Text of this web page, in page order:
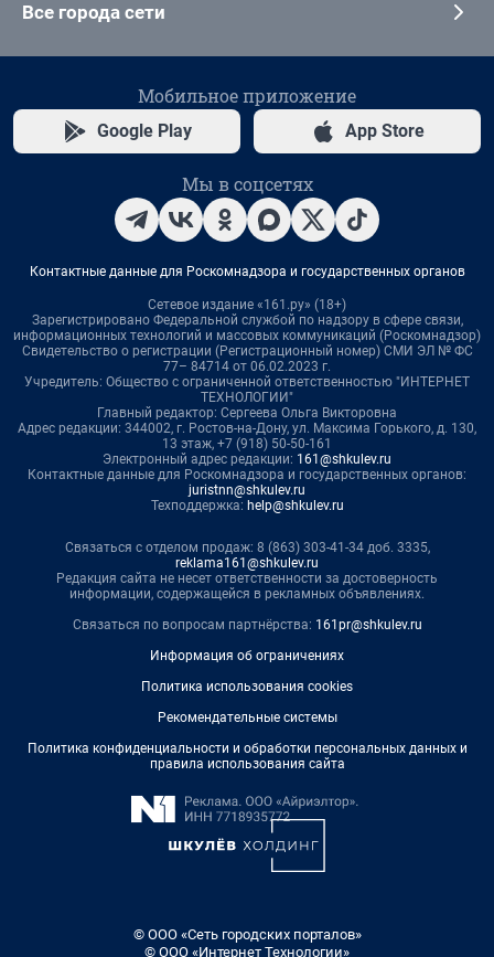
Все города сети
Мобильное приложение
Google Play App Store
Мы в соцсетях
Контактные данные для Роскомнадзора и государственных органов
Сетевое издание «161.ру» (18+)
Зарегистрировано Федеральной службой по надзору в сфере связи,
информационных технологий и массовых коммуникаций (Роскомнадзор)
Свидетельство о регистрации (Регистрационный номер) СМИ ЭЛ № ФС
77– 84714 от 06.02.2023 г.
Учредитель: Общество с ограниченной ответственностью "ИНТЕРНЕТ
ТЕХНОЛОГИИ"
Главный редактор: Сергеева Ольга Викторовна
Адрес редакции: 344002, г. Ростов-на-Дону, ул. Максима Горького, д. 130,
13 этаж, +7 (918) 50-50-161
Электронный адрес редакции: 161@shkulev.ru
Контактные данные для Роскомнадзора и государственных органов:
juristnn@shkulev.ru
Техподдержка: help@shkulev.ru
Связаться с отделом продаж: 8 (863) 303-41-34 доб. 3335,
reklama161@shkulev.ru
Редакция сайта не несет ответственности за достоверность
информации, содержащейся в рекламных объявлениях.
Связаться по вопросам партнёрства: 161pr@shkulev.ru
Информация об ограничениях
Политика использования cookies
Рекомендательные системы
Политика конфиденциальности и обработки персональных данных и
правила использования сайта
© ООО «Сеть городских порталов»
© ООО «Интернет Технологии»